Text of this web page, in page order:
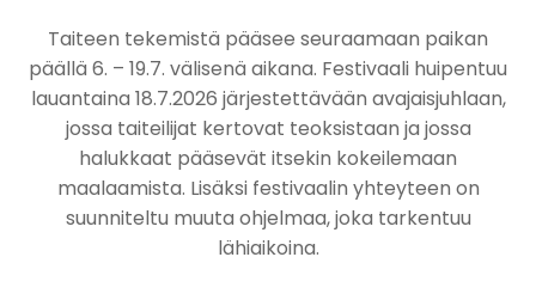
Taiteen tekemistä pääsee seuraamaan paikan
päällä 6. – 19.7. välisenä aikana. Festivaali huipentuu
lauantaina 18.7.2026 järjestettävään avajaisjuhlaan,
jossa taiteilijat kertovat teoksistaan ja jossa
halukkaat pääsevät itsekin kokeilemaan
maalaamista. Lisäksi festivaalin yhteyteen on
suunniteltu muuta ohjelmaa, joka tarkentuu
lähiaikoina.